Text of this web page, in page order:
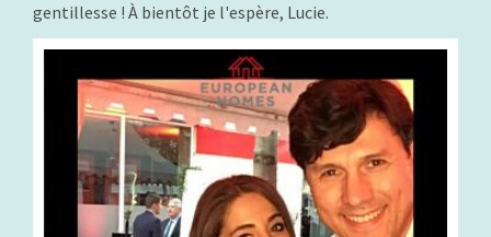
gentillesse ! À bientôt je l'espère, Lucie.